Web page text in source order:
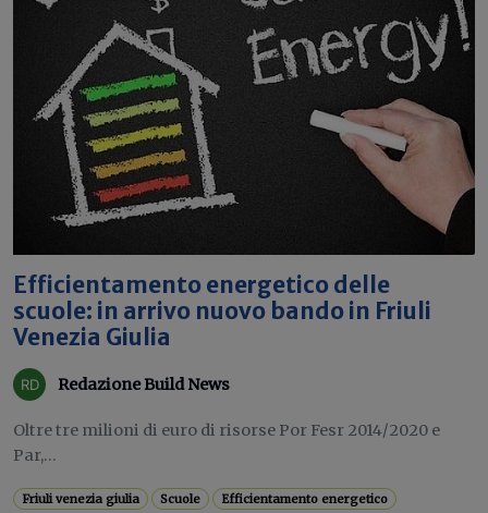
Efficientamento energetico delle
scuole: in arrivo nuovo bando in Friuli
Venezia Giulia
Redazione Build News
Oltre tre milioni di euro di risorse Por Fesr 2014/2020 e
Par,...
Friuli venezia giulia Scuole Efficientamento energetico